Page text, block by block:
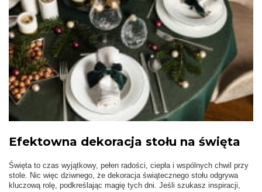
Efektowna dekoracja stołu na święta
Święta to czas wyjątkowy, pełen radości, ciepła i wspólnych chwil przy
stole. Nic więc dziwnego, że dekoracja świątecznego stołu odgrywa
kluczową rolę, podkreślając magię tych dni. Jeśli szukasz inspiracji,